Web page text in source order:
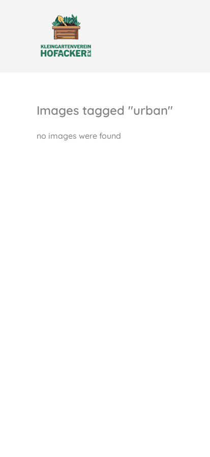
Images tagged "urban"
no images were found